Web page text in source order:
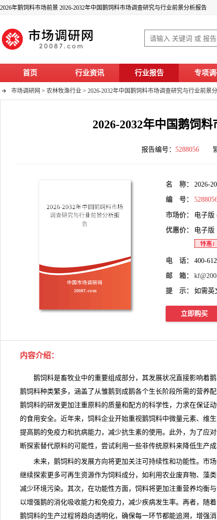
2026年鹅饲料市场前景 2026-2032年中国鹅饲料市场调查研究与行业前景分析报告
首页 行业资讯 行业报告 专项
市场调研网 > 农林牧渔行业 > 2026-2032年中国鹅饲料市场调查研究与行业前景
2026-2032年中国鹅饲
报告编号： 5288056
名 称： 2026-
编 号：
市场价： 电子版
优惠价： 电子版
电 话： 400-
邮 箱：
提 示： 如需英
立即购买
内容介绍：
鹅饲料是畜牧业中的重要组成部分，其发展状况直接影响着鹅
鹅饲料种类繁多，涵盖了从雏鹅到成鹅各个生长阶段所需的营养
鹅饲料的研发更加注重原料的质量和配方的科学性，力求在保证
的食用安全。近年来，饲料企业开始重视鹅饲料中微量元素、维
提高鹅的免疫力和抗病能力，减少抗生素的使用。此外，为了应
断探索替代原料的可能性，尝试利用一些非传统原料来降低生产
未来，鹅饲料的发展方向将更加关注可持续性和功能性。 市
继续探索更多可再生资源作为饲料成分，如利用农业废弃物、藻
减少环境污染。其次，在功能性方面，饲料将更加注重营养均衡
以增强鹅的消化吸收能力和免疫力，减少疾病发生率。再者，随
鹅饲料的生产过程将趋向透明化，确保每一环节都能追溯，增强